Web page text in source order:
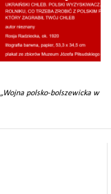
polsko-bolszewicka w